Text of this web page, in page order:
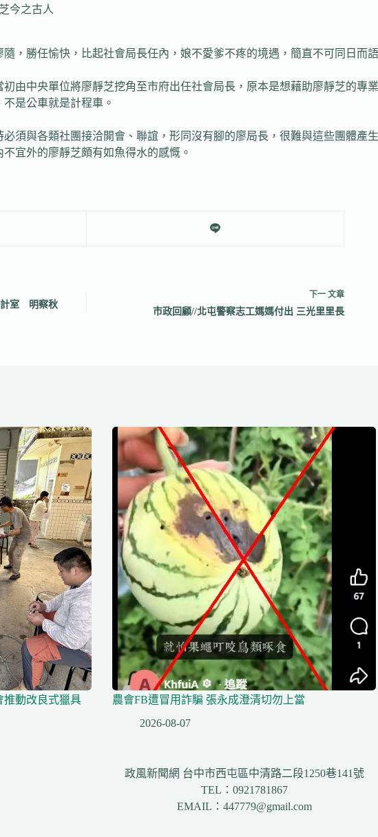
今之古人
勝任愉快，比起社會局長任內，娘不愛爹不疼的境遇，簡直不可同日而語
中央單位將廖靜芝挖角至市府出任社會局長，原本是想藉助廖靜芝的專
是公車就是計程車。
與各類社團接洽開會、聯誼，形同沒有腳的廖局長，很難與這些團體產
宜外的廖靜芝頗有如魚得水的感慨。
計室 明察秋
下一 文章
市政回顧//北屯警察志工媽媽付出 三光里里長
推動改良式獵具
農會FB遭冒用詐騙 張永成澄清切勿上當
2026-08-07
政風新聞網 台中市西屯區中清路二段1250巷141號
TEL：0921781867
EMAIL：447779@gmail.com